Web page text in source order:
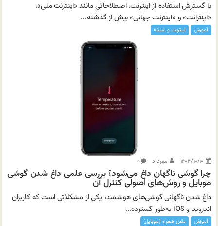
با گسترش استفاده از اینترنت، اصطلاحاتی مانند «اینترنت ملی»،
«اینترانت» و «اینترنت جهانی» بیش از گذشته...
آموزش اینترنت و شبکه
مهرداد ۰
چرا گوشی ناگهان داغ می‌شود؟ بررسی علمی داغ شدن گوشی
موبایل و روش‌های اصولی کنترل آن
داغ شدن ناگهانی گوشی‌های هوشمند، یکی از مشکلاتی است که کاربران
اندروید و iOS به‌طور گسترده...
آموزش تلفن همراه (موبایل)